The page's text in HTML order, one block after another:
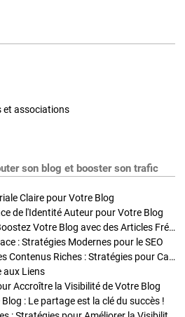
et associations
son blog et booster son trafic
Claire pour Votre Blog
de l'Identité Auteur pour Votre Blog
Stratégies de Publication : Boostez Votre Blog avec des Articles Fréquents et Exclusifs
: Stratégies Modernes pour le SEO
Enrichir Vos Articles avec des Contenus Riches : Stratégies pour Captiver et Optimiser
aux Liens
Accroître la Visibilité de Votre Blog
: Le partage est la clé du succès !